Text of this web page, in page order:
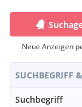
Neue Anzeigen
SUCHBEGRIFF
Suchbegriff